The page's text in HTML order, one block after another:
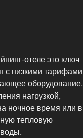
отеле это ключ
с низкими тарифами
оборудование.
нагрузкой,
ночное время или в
тепловую